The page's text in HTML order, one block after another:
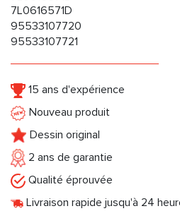
7L0616571D
95533107720
95533107721
15 ans d'expérience
Nouveau produit
Dessin original
2 ans de garantie
Qualité éprouvée
Livraison rapide jusqu'à 24